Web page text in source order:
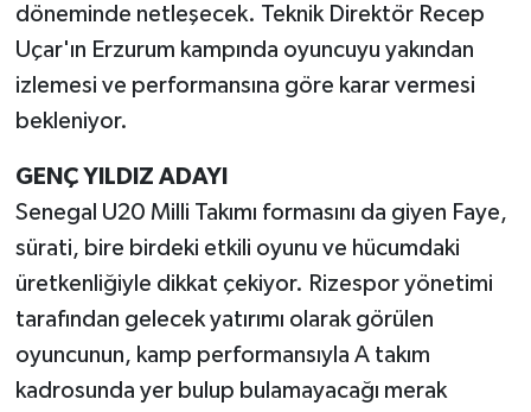
döneminde netleşecek. Teknik Direktör Recep
Uçar'ın Erzurum kampında oyuncuyu yakından
izlemesi ve performansına göre karar vermesi
bekleniyor.
GENÇ YILDIZ ADAYI
Senegal U20 Milli Takımı formasını da giyen Faye,
sürati, bire birdeki etkili oyunu ve hücumdaki
üretkenliğiyle dikkat çekiyor. Rizespor yönetimi
tarafından gelecek yatırımı olarak görülen
oyuncunun, kamp performansıyla A takım
kadrosunda yer bulup bulamayacağı merak